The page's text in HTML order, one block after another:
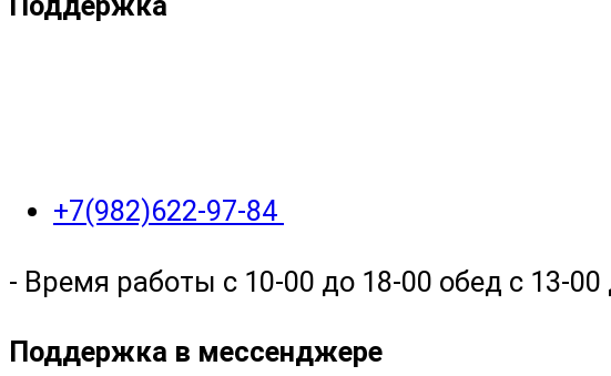
+7(982)622-97-84
- Время работы с 10-00 до 18-00 обед с 13-
Поддержка в мессенджере